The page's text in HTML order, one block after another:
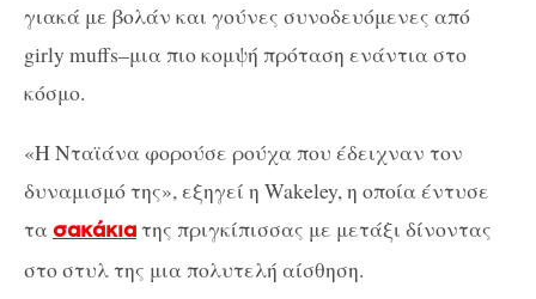
γιακά με βολάν και γούνες συνοδευόμενες από
girly muffs–μια πιο κομψή πρόταση ενάντια στο
κόσμο.
«Η Νταϊάνα φορούσε ρούχα που έδειχναν τον
δυναμισμό της», εξηγεί η Wakeley, η οποία έντυσε
τασακάκιατης πριγκίπισσας με μετάξι δίνοντας
στο στυλ της μια πολυτελή αίσθηση.